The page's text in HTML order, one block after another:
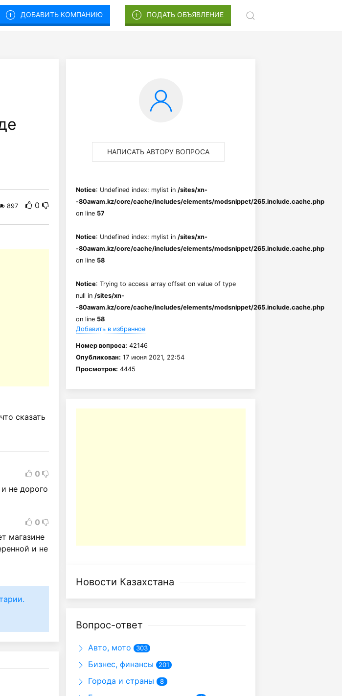
ДОБАВИТЬ КОМПАНИЮ ПОДАТЬ ОБЪЯВЛЕНИЕ
897 0
сказать
0
не дорого
0
магазине
и не
НАПИСАТЬ АВТОРУ ВОПРОСА
Notice: Undefined index: mylist in /sites/xn-
-80awam.kz/core/cache/includes/elements/modsnippet/265.include.cache.php
on line 57
Notice: Undefined index: mylist in /sites/xn-
-80awam.kz/core/cache/includes/elements/modsnippet/265.include.cache.php
on line 58
Notice: Trying to access array offset on value of type
null in /sites/xn-
-80awam.kz/core/cache/includes/elements/modsnippet/265.include.cache.php
on line 58
Добавить в избранное
Номер вопроса: 42146
Опубликован: 17 июня 2021, 22:54
Просмотров: 4445
Новости Казахстана
Вопрос-ответ
Авто, мото 303
Бизнес, финансы 201
Города и страны 8